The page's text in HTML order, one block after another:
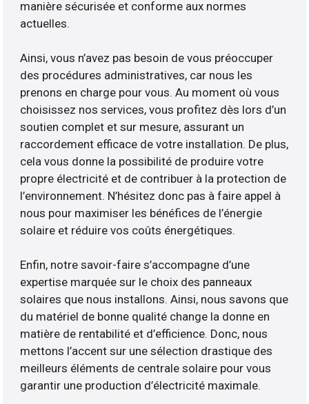
manière sécurisée et conforme aux normes
actuelles.
Ainsi, vous n’avez pas besoin de vous préoccuper
des procédures administratives, car nous les
prenons en charge pour vous. Au moment où vous
choisissez nos services, vous profitez dès lors d’un
soutien complet et sur mesure, assurant un
raccordement efficace de votre installation. De plus,
cela vous donne la possibilité de produire votre
propre électricité et de contribuer à la protection de
l’environnement. N’hésitez donc pas à faire appel à
nous pour maximiser les bénéfices de l’énergie
solaire et réduire vos coûts énergétiques.
Enfin, notre savoir-faire s’accompagne d’une
expertise marquée sur le choix des panneaux
solaires que nous installons. Ainsi, nous savons que
du matériel de bonne qualité change la donne en
matière de rentabilité et d’efficience. Donc, nous
mettons l’accent sur une sélection drastique des
meilleurs éléments de centrale solaire pour vous
garantir une production d’électricité maximale.